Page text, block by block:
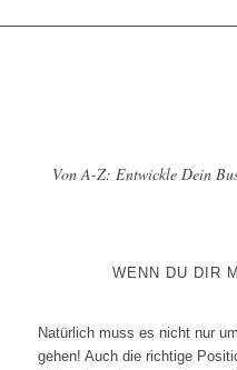
Von A-Z: Entwickle Dein
WENN DU DIR
Natürlich muss es nicht nur
gehen! Auch die richtige